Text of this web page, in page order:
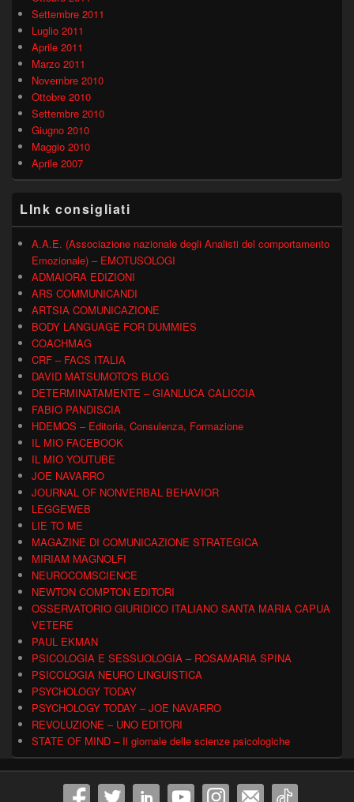
Settembre 2011
Luglio 2011
Aprile 2011
Marzo 2011
Novembre 2010
Ottobre 2010
Settembre 2010
Giugno 2010
Maggio 2010
Aprile 2007
LInk consigliati
A.A.E. (Associazione nazionale degli Analisti del comportamento
Emozionale) – EMOTUSOLOGI
ADMAIORA EDIZIONI
ARS COMMUNICANDI
ARTSIA COMUNICAZIONE
BODY LANGUAGE FOR DUMMIES
COACHMAG
CRF – FACS ITALIA
DAVID MATSUMOTO'S BLOG
DETERMINATAMENTE – GIANLUCA CALICCIA
FABIO PANDISCIA
HDEMOS – Editoria, Consulenza, Formazione
IL MIO FACEBOOK
IL MIO YOUTUBE
JOE NAVARRO
JOURNAL OF NONVERBAL BEHAVIOR
LEGGEWEB
LIE TO ME
MAGAZINE DI COMUNICAZIONE STRATEGICA
MIRIAM MAGNOLFI
NEUROCOMSCIENCE
NEWTON COMPTON EDITORI
OSSERVATORIO GIURIDICO ITALIANO SANTA MARIA CAPUA
VETERE
PAUL EKMAN
PSICOLOGIA E SESSUOLOGIA – ROSAMARIA SPINA
PSICOLOGIA NEURO LINGUISTICA
PSYCHOLOGY TODAY
PSYCHOLOGY TODAY – JOE NAVARRO
REVOLUZIONE – UNO EDITORI
STATE OF MIND – Il giornale delle scienze psicologiche